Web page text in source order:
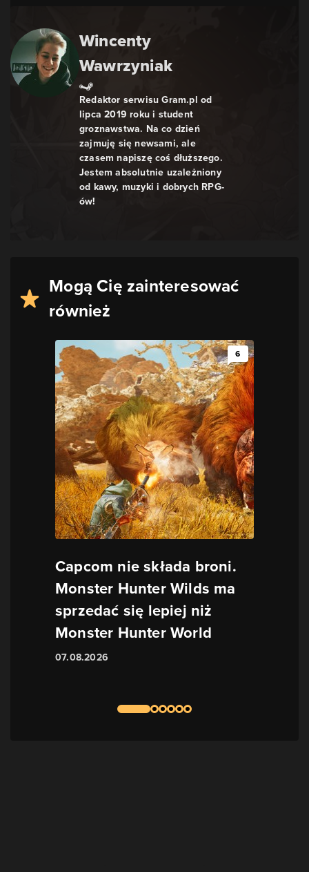
Wincenty
Wawrzyniak
Redaktor serwisu Gram.pl od
lipca 2019 roku i student
groznawstwa. Na co dzień
zajmuję się newsami, ale
czasem napiszę coś dłuższego.
Jestem absolutnie uzależniony
od kawy, muzyki i dobrych RPG-
ów!
Mogą Cię zainteresować
również
6
Capcom nie składa broni.
Monster Hunter Wilds ma
sprzedać się lepiej niż
Monster Hunter World
07.08.2026